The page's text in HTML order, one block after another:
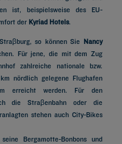
ist, beispielsweise des EU-
der Kyriad Hotels.
so können Sie Nancy
Für jene, die mit dem Zug
zahlreiche nationale bzw.
nördlich gelegene Flughafen
erreicht werden. Für den
die Straβenbahn oder die
stehen auch City-Bikes
Bergamotte-Bonbons und